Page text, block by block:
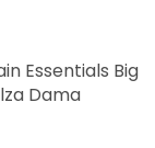
Essentials Big
Dama